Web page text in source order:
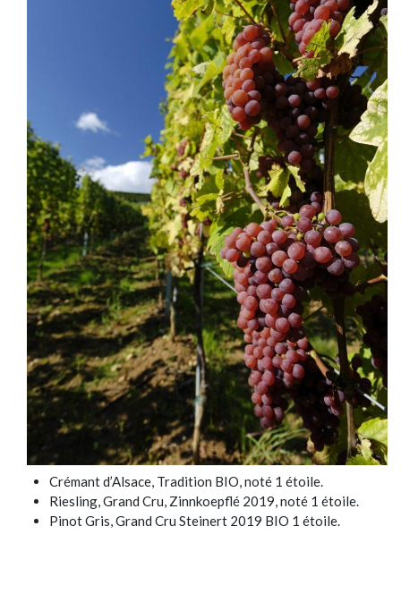
Crémant d’Alsace, Tradition BIO, noté 1 étoile.
Riesling, Grand Cru, Zinnkoepflé 2019, noté 1 étoile.
Pinot Gris, Grand Cru Steinert 2019 BIO 1 étoile.